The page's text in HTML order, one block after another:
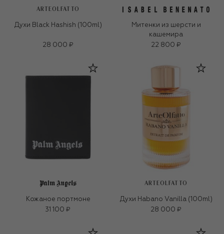
ARTEOLFATTO
Духи Black Hashish (100ml)
28 000 ₽
Митенки из шерсти и
кашемира
22 800 ₽
Кожаное портмоне
31 100 ₽
ARTEOLFATTO
Духи Habano Vanilla (100ml)
28 000 ₽